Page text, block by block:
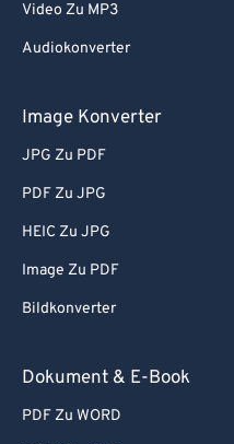
Video Zu MP3
Audiokonverter
Image Konverter
JPG Zu PDF
PDF Zu JPG
HEIC Zu JPG
Image Zu PDF
Bildkonverter
Dokument & E-Book
PDF Zu WORD